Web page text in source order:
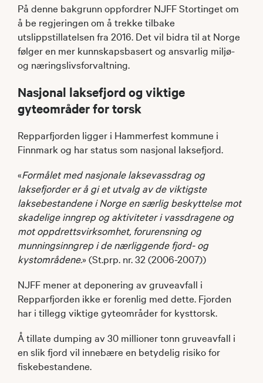
På denne bakgrunn oppfordrer NJFF Stortinget om
å be regjeringen om å trekke tilbake
utslippstillatelsen fra 2016. Det vil bidra til at Norge
følger en mer kunnskapsbasert og ansvarlig miljø-
og næringslivsforvaltning.
Nasjonal laksefjord og viktige
gyteområder for torsk
Repparfjorden ligger i Hammerfest kommune i
Finnmark og har status som nasjonal laksefjord.
«Formålet med nasjonale laksevassdrag og
laksefjorder er å gi et utvalg av de viktigste
laksebestandene i Norge en særlig beskyttelse mot
skadelige inngrep og aktiviteter i vassdragene og
mot oppdrettsvirksomhet, forurensning og
munningsinngrep i de nærliggende fjord- og
kystområdene.» (St.prp. nr. 32 (2006-2007))
NJFF mener at deponering av gruveavfall i
Repparfjorden ikke er forenlig med dette. Fjorden
har i tillegg viktige gyteområder for kysttorsk.
Å tillate dumping av 30 millioner tonn gruveavfall i
en slik fjord vil innebære en betydelig risiko for
fiskebestandene.